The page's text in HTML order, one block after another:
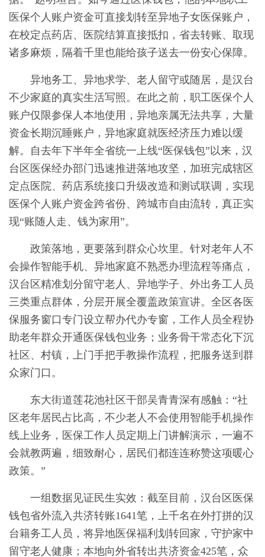
医保个人账户资金可直接划转至异地子女医保账户，
在校定点药店、医院结算直接抵扣，省去转账、取现
诸多麻烦，隔着千里也能给孩子送去一份安心保障。
异地务工、异地求学、老人留守或随居，是汉台
不少家庭的真实生活写照。在此之前，职工医保个人
账户仅限参保人本地使用，异地亲属无法共享，大量
资金长期沉睡账户，异地家庭就医经济压力难以缓
解。自去年下半年全省统一上线“医保钱包”以来，汉
台区医保经办部门迅速推进落地攻坚，加班完成辖区
定点医院、药店系统接口升级改造和测试联调，实现
医保个人账户资金跨省份、跨城市自由流转，真正实
现“账随人走、钱为家用”。
政策落地，更要落到群众心坎里。针对老年人不
会操作智能手机、异地家庭不熟悉办理流程等痛点，
汉台区精准划分留守老人、异地学子、外出务工人员
三类重点群体，分层开展全覆盖政策宣讲。全区各医
保服务窗口专门设立帮办代办专窗，工作人员全程协
助老年群众开通医保钱包业务；业务骨干常态化下沉
社区、村镇，上门手把手教操作流程，把服务送到群
众家门口。
东大街道莲花池社区干部吴青青深有感触：“社
区老年居民占比高，不少老人不会使用智能手机操作
线上业务，医保工作人员定期上门讲解演示，一遍不
会就教两遍，细致耐心，居民们都连连称赞这项暖心
政策。”
一组数据见证民生实效：截至目前，汉台区医保
钱包省外流入共济转账1641笔，上千名在外打拼的汉
台籍务工人员，将异地医保福利划转回家，守护家中
留守老人健康；本地向外省转出共济资金425笔，众